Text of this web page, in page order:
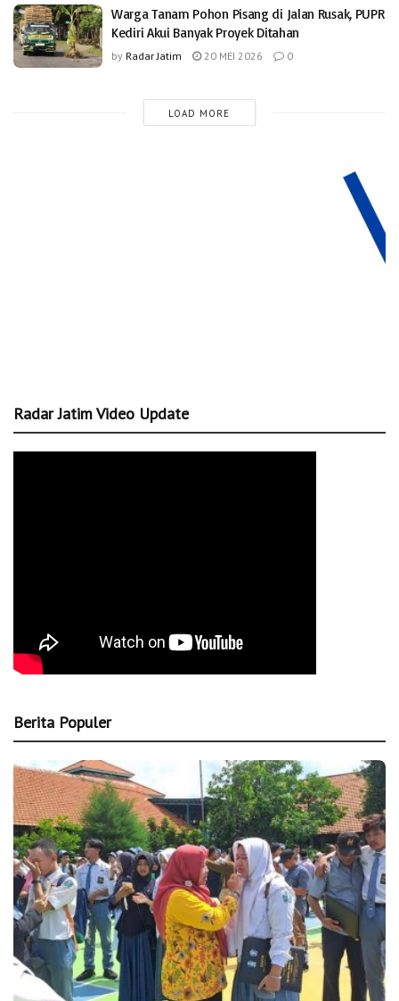
Warga Tanam Pohon Pisang di Jalan Rusak, PUPR
Kediri Akui Banyak Proyek Ditahan
by Radar Jatim 20 MEI 2026 0
LOAD MORE
Radar Jatim Video Update
Berita Populer